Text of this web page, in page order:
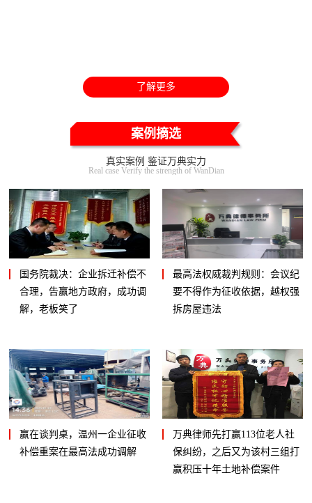
了解更多
案例摘选
真实案例 鉴证万典实力
Real case Verify the strength of WanDian
国务院裁决：企业拆迁补偿不
合理，告赢地方政府，成功调
解，老板笑了
最高法权威裁判规则：会议纪
要不得作为征收依据，越权强
拆房屋违法
赢在谈判桌，温州一企业征收
补偿重案在最高法成功调解
万典律师先打赢113位老人社
保纠纷，之后又为该村三组打
赢积压十年土地补偿案件